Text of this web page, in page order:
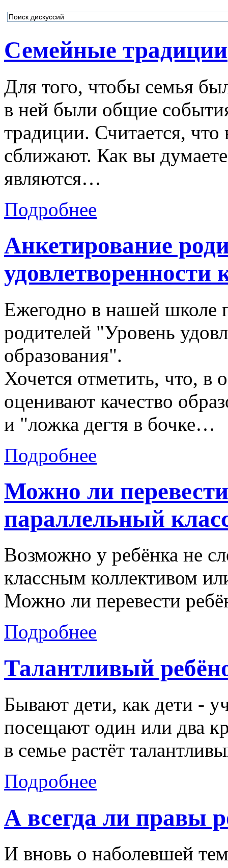
Семейные традиции
Для того, чтобы семья
в ней были общие
традиции. Считается,
сближают. Как вы
являются…
Подробнее
Анкетирование
удовлетворенности
Ежегодно в нашей школе
родителей "Уровень
образования".
Хочется отметить, что, в
оценивают качество
и "ложка дегтя в бочке…
Подробнее
Можно ли
параллельный
Возможно у ребёнка не
классным коллективом
Можно ли перевести
Подробнее
Талантливый
Бывают дети, как дети -
посещают один или два
в семье растёт
Подробнее
А всегда ли правы
И вновь о наболевшей